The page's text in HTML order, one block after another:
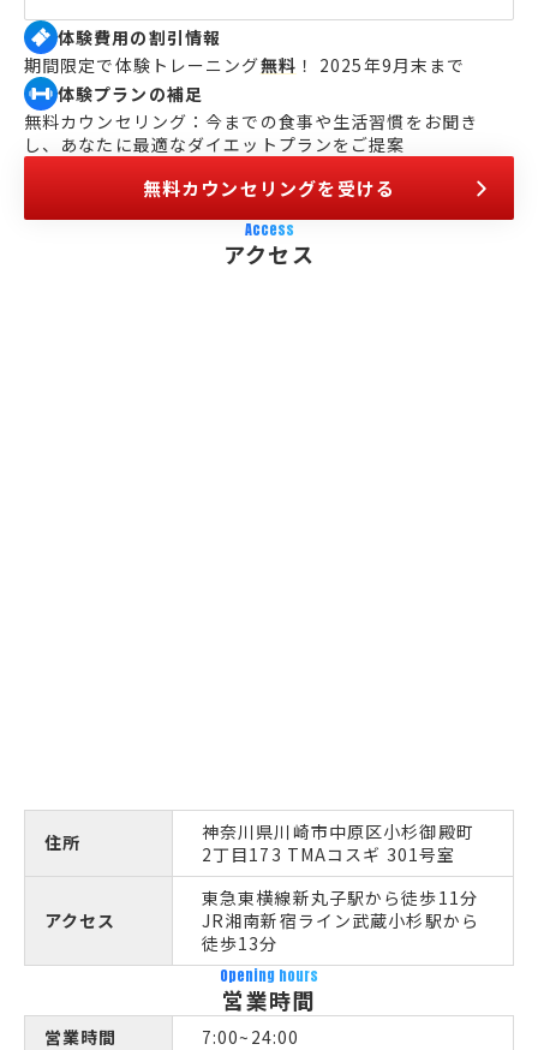
体験費用の割引情報
期間限定で体験トレーニング無料 ！ 2025年9月末まで
体験プランの補足
無料カウンセリング：今までの食事や生活習慣をお聞き
し、あなたに最適なダイエットプランをご提案
無料カウンセリングを受ける
Access
アクセス
住所
神奈川県川崎市中原区小杉御殿町
2丁目173 TMAコスギ 301号室
アクセス
東急東横線新丸子駅から徒歩11分
JR湘南新宿ライン武蔵小杉駅から
徒歩13分
Opening hours
営業時間
営業時間 7:00~24:00